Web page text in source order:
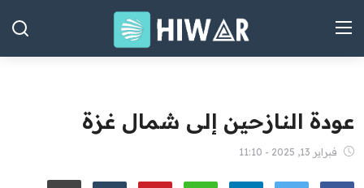
العراق
عودة النازحين إلى شمال غزة
فبراير 13, 2025 - 11:10